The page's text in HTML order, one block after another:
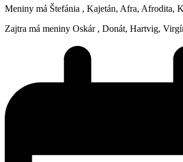
Meniny má Štefánia , Kajetán, Afra, Afrodita,
Zajtra má meniny Oskár , Donát, Hartvig,